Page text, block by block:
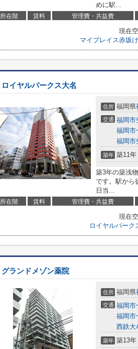
めに駅...
所在階 賃料 管理費・共益費
現在
マイプレイス赤坂
ロイヤルパークス大名
住所 福岡県
交通 福岡市
福岡市
福岡市
築年 築11年
築3年の築浅
です。駅から
日当...
所在階 賃料 管理費・共益費
現在
ロイヤルパーク
グランドメゾン薬院
住所 福岡県
交通 福岡市
福岡市
西鉄大
築年 築13年